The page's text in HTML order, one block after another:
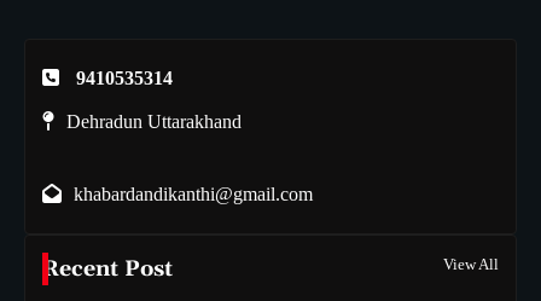
9410535314
Dehradun Uttarakhand
khabardandikanthi@gmail.com
Recent Post View All